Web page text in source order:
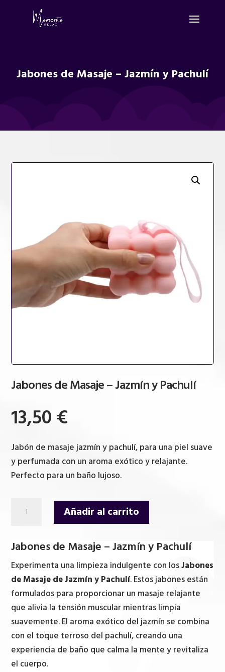
Jabones de Masaje – Jazmín y Pachulí
Jabones de Masaje – Jazmín y Pachulí
13,50€
Jabón de masaje jazmín y pachulí, para una piel suave
y perfumada con un aroma exótico y relajante.
Perfecto para un baño lujoso.
-
Jazmín
y
Pachulí
cantidad
Añadir al carrito
Jabones de Masaje – Jazmín y Pachulí
Experimenta una limpieza indulgente con losJabones
de Masaje de Jazmín y Pachulí. Estos jabones están
formulados para proporcionar un masaje relajante
que alivia la tensión muscular mientras limpia
suavemente. El aroma exótico del jazmín se combina
con el toque terroso del pachulí, creando una
experiencia de baño que calma la mente y revitaliza
el cuerpo.